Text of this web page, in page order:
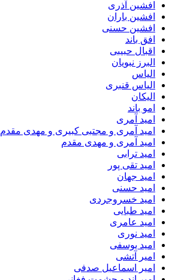
افشین آذری
افشین باران
افشین حسنی
افق باند
اقبال حبیبی
البرز نبویان
الیاس
الیاس قنبرى
الیکان
امو باند
امید آمری
امید آمری و مجتبی کبیری و مهدى مقدم
امید آمری و مهدی مقدم
امید ترابی
امید تقی پور
امید جهان
امید حسنی
امید خسروجردی
امید طبایی
امید عامری
امید نوری
امید یوسفی
امیر آتشی
امیر اسماعیل صدفی